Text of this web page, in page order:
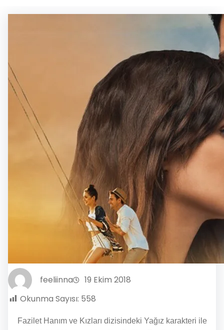
feeliinna
19 Ekim 2018
Okunma Sayısı: 558
Fazilet Hanım ve Kızları dizisindeki Yağız karakteri ile